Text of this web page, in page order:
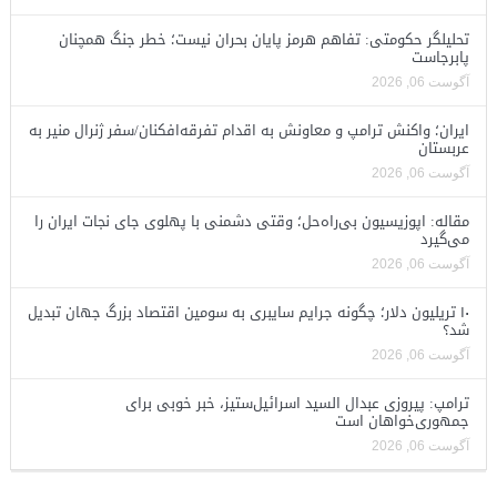
تحلیلگر حکومتی: تفاهم هرمز پایان بحران نیست؛ خطر جنگ همچنان
پابرجاست
آگوست 06, 2026
ایران؛ واکنش ترامپ و معاونش به اقدام تفرقه‌افکنان/سفر ژنرال منیر به
عربستان
آگوست 06, 2026
مقاله: اپوزیسیون بی‌راه‌حل؛ وقتی دشمنی با پهلوی جای نجات ایران را
می‌گیرد
آگوست 06, 2026
۱۰ تریلیون دلار؛ چگونه جرایم سایبری به سومین اقتصاد بزرگ جهان تبدیل
شد؟
آگوست 06, 2026
ترامپ: پیروزی عبدال السید اسرائیل‌ستیز، خبر خوبی برای
جمهوری‌خواهان است
آگوست 06, 2026